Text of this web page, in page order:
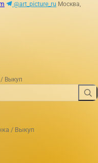
@art_picture_ru Москва,
Выкуп
/ Выкуп